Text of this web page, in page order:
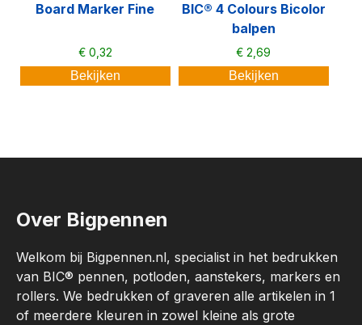
Board Marker Fine
€0,32
Bekijken
BIC® 4 Colours Bicolor
balpen
€ 2,69
Bekijken
Over Bigpennen
Welkom bij Bigpennen.nl, specialist in het bedrukken
van BIC® pennen, potloden, aanstekers, markers en
rollers. We bedrukken of graveren alle artikelen in 1
of meerdere kleuren in zowel kleine als grote